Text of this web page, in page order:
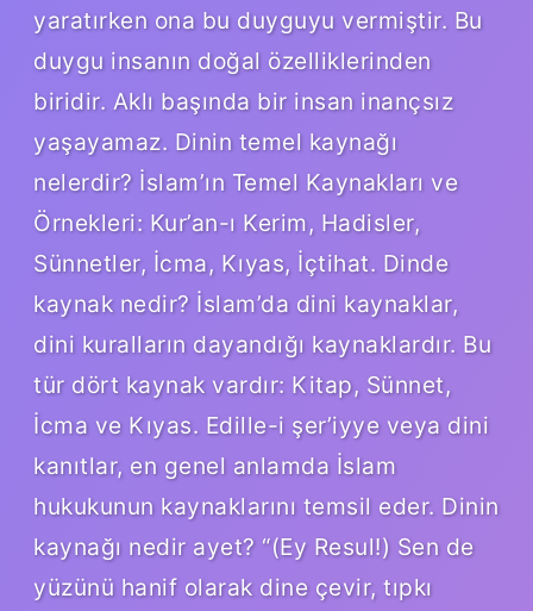
yaratırken ona bu duyguyu vermiştir. Bu
duygu insanın doğal özelliklerinden
biridir. Aklı başında bir insan inançsız
yaşayamaz. Dinin temel kaynağı
nelerdir? İslam’ın Temel Kaynakları ve
Örnekleri: Kur’an-ı Kerim, Hadisler,
Sünnetler, İcma, Kıyas, İçtihat. Dinde
kaynak nedir? İslam’da dini kaynaklar,
dini kuralların dayandığı kaynaklardır. Bu
tür dört kaynak vardır: Kitap, Sünnet,
İcma ve Kıyas. Edille-i şer’iyye veya dini
kanıtlar, en genel anlamda İslam
hukukunun kaynaklarını temsil eder. Dinin
kaynağı nedir ayet? “(Ey Resul!) Sen de
yüzünü hanif olarak dine çevir, tıpkı